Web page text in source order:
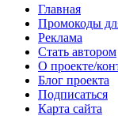
Главная
Промокоды
Реклама
Стать автором
О проекте/
Блог проекта
Подписаться
Карта сайта